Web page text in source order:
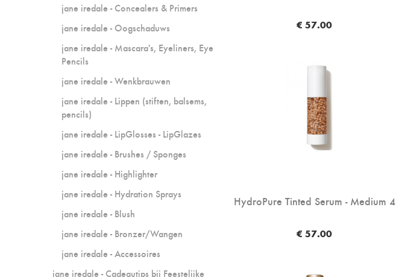
€ 57.00
HydroPure Tinted Serum - Medium 4
€ 57.00
jane iredale - Concealers & Primers
jane iredale - Oogschaduws
jane iredale - Mascara's, Eyeliners, Eye
Pencils
jane iredale - Wenkbrauwen
jane iredale - Lippen (stiften, balsems,
pencils)
jane iredale - LipGlosses - LipGlazes
jane iredale - Brushes / Sponges
jane iredale - Highlighter
jane iredale - Hydration Sprays
jane iredale - Blush
jane iredale - Bronzer/Wangen
jane iredale - Accessoires
jane iredale - Cadeautips bij Feestelijke